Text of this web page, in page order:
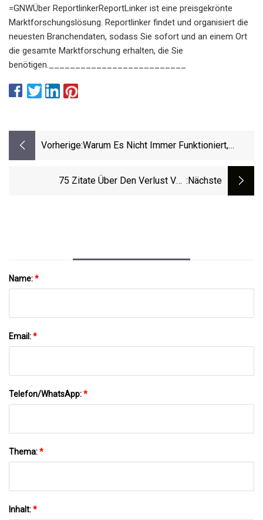
=GNWÜber ReportlinkerReportLinker ist eine preisgekrönte
Marktforschungslösung. Reportlinker findet und organisiert die
neuesten Branchendaten, sodass Sie sofort und an einem Ort
die gesamte Marktforschung erhalten, die Sie
benötigen.__________________________
Vorherige:Warum Es Nicht Immer Funktioniert,
Meer Zu Schleppen
75 Zitate Über Den Verlust Von :nächste
Name:*
Email:*
Telefon/WhatsApp:*
Thema:*
Inhalt:*